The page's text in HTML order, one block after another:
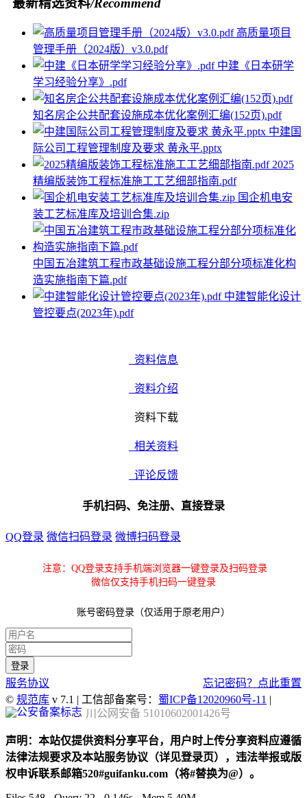
高质量项目
管理手册（2024版）v3.0.pdf
中建《日本研学
学习经验分享》.pdf
知名房企公共配套设施成本优化案例汇编(152页).pdf
中建国
际公司工程管理制度及要求 黄永平.pptx
2025
精编版装饰工程标准施工工艺细部指南.pdf
国企机电安
装工艺标准库及培训合集.zip
中国五冶建筑工程市政基础设施工程分部分项标准化构
造实施指南下篇.pdf
中建智能化设计
管控要点(2023年).pdf
资料信息
资料介绍
资料下载
相关资料
评论反馈
手机扫码、免注册、直接登录
QQ登录 微信扫码登录 微博扫码登录
注意：QQ登录支持手机端浏览器一键登录及扫码登录
微信仅支持手机扫码一键登录
账号密码登录（仅适用于原老用户）
服务协议
忘记密码？点此重置
© 规范库 v 7.1 | 工信部备案号： 蜀ICP备12020960号-11 |
川公网安备 51010602001426号
声明：本站仅提供资料分享平台，用户时上传分享资料应遵循
法律法规要求及本站服务协议（详见登录页），违法举报或版
权申诉联系邮箱520#guifanku.com（将#替换为@）。